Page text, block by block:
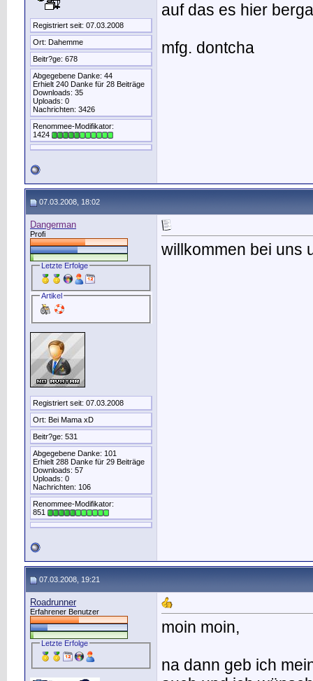
Registriert seit: 07.03.2008
Ort: Dahemme
Beitr?ge: 678
Abgegebene Danke: 44
Erhielt 240 Danke für 28 Beiträge
Downloads: 35
Uploads: 0
Nachrichten: 3426
Renommee-Modifikator:
1424
auf das es hier
mfg. dontcha
07.03.2008, 18:02
Dangerman
Profi
Letzte Erfolge
Artikel
Registriert seit: 07.03.2008
Ort: Bei Mama xD
Beitr?ge: 531
Abgegebene Danke: 101
Erhielt 288 Danke für 29 Beiträge
Downloads: 57
Uploads: 0
Nachrichten: 106
Renommee-Modifikator:
851
willkommen bei uns
07.03.2008, 19:21
Roadrunner
Erfahrener Benutzer
Letzte Erfolge
moin moin,
na dann geb ich